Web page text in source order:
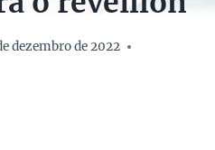
dezembro de 2022